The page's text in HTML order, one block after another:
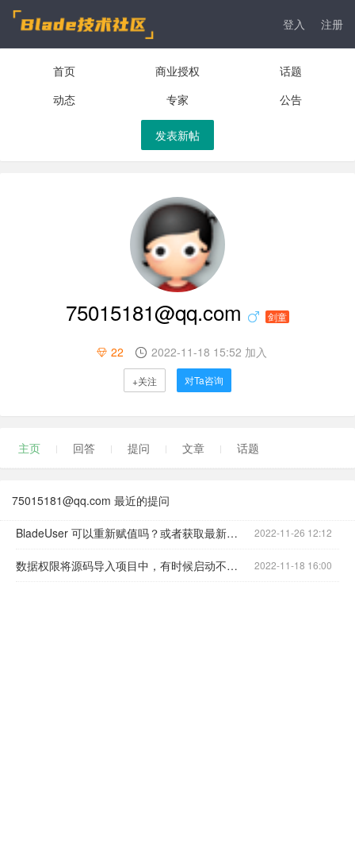
登入 注册
首页 商业授权
话题
动态
专家 公告
发表新帖
75015181@qq.com 剑童
22 2022-11-18 15:52 加入
+关注 对Ta咨询
主页 回答 提问 文章 话题
75015181@qq.com 最近的提问
BladeUser 可以重新赋值吗？或者获取最新的数据 2022-11-26 12:12
数据权限将源码导入项目中，有时候启动不生效 2022-11-18 16:00